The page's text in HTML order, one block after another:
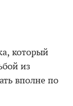
который
из
вполне по